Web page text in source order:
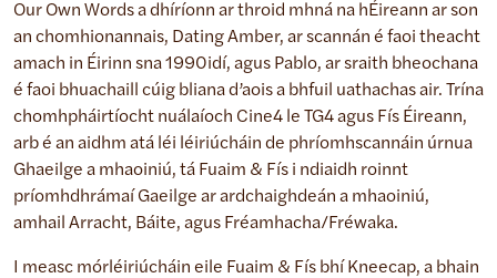
Our Own Words a dhíríonn ar throid mhná na hÉireann ar son
an chomhionannais, Dating Amber, ar scannán é faoi theacht
amach in Éirinn sna 1990idí, agus Pablo, ar sraith bheochana
é faoi bhuachaill cúig bliana d’aois a bhfuil uathachas air. Trína
chomhpháirtíocht nuálaíoch Cine4 le TG4 agus Fís Éireann,
arb é an aidhm atá léi léiriúcháin de phríomhscannáin úrnua
Ghaeilge a mhaoiniú, tá Fuaim & Fís i ndiaidh roinnt
príomhdhrámaí Gaeilge ar ardchaighdeán a mhaoiniú,
amhail Arracht, Báite, agus Fréamhacha/Fréwaka.
I measc mórléiriúcháin eile Fuaim & Fís bhí Kneecap, a bhain